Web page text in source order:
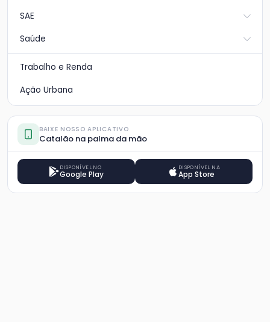
SAE
Saúde
Trabalho e Renda
Ação Urbana
BAIXE NOSSO APLICATIVO
Catalão na palma da mão
DISPONÍVEL NO
Google Play
DISPONÍVEL NA
App Store